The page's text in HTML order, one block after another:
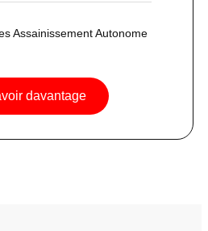
Assainissement Autonome
davantage